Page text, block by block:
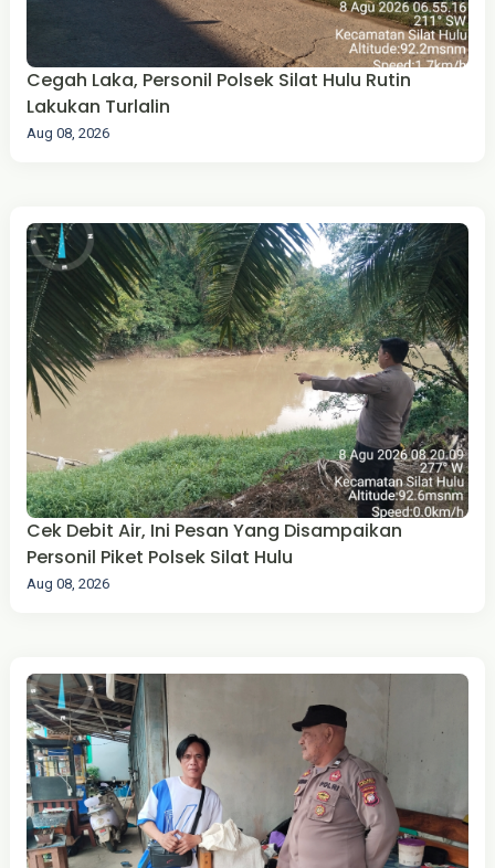
Cegah Laka, Personil Polsek Silat Hulu Rutin
Lakukan Turlalin
Aug 08, 2026
Cek Debit Air, Ini Pesan Yang Disampaikan
Personil Piket Polsek Silat Hulu
Aug 08, 2026